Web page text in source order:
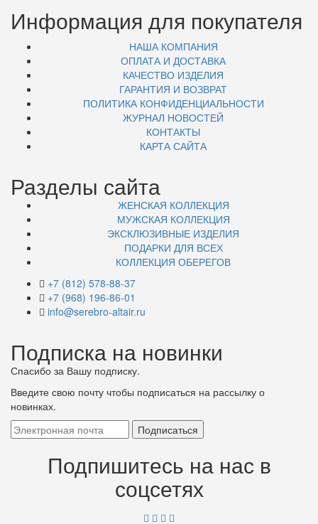
Информация для покупателя
НАША КОМПАНИЯ
ОПЛАТА И ДОСТАВКА
КАЧЕСТВО ИЗДЕЛИЯ
ГАРАНТИЯ И ВОЗВРАТ
ПОЛИТИКА КОНФИДЕНЦИАЛЬНОСТИ
ЖУРНАЛ НОВОСТЕЙ
КОНТАКТЫ
КАРТА САЙТА
Разделы сайта
ЖЕНСКАЯ КОЛЛЕКЦИЯ
МУЖСКАЯ КОЛЛЕКЦИЯ
ЭКСКЛЮЗИВНЫЕ ИЗДЕЛИЯ
ПОДАРКИ ДЛЯ ВСЕХ
КОЛЛЕКЦИЯ ОБЕРЕГОВ
+7 (812) 578-88-37
+7 (968) 196-86-01
info@serebro-altair.ru
Подписка на новинки
Спасибо за Вашу подписку.
Введите свою почту чтобы подписаться на рассылку о
новинках.
Подпишитесь на нас в
соцсетях